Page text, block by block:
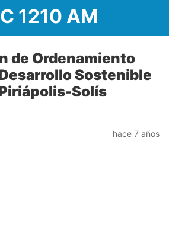
1210 AM
de Ordenamiento
Sostenible
Solís
hace 7 años